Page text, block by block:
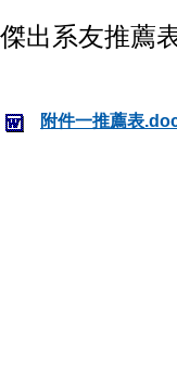
傑出系友推薦
附件一推薦表